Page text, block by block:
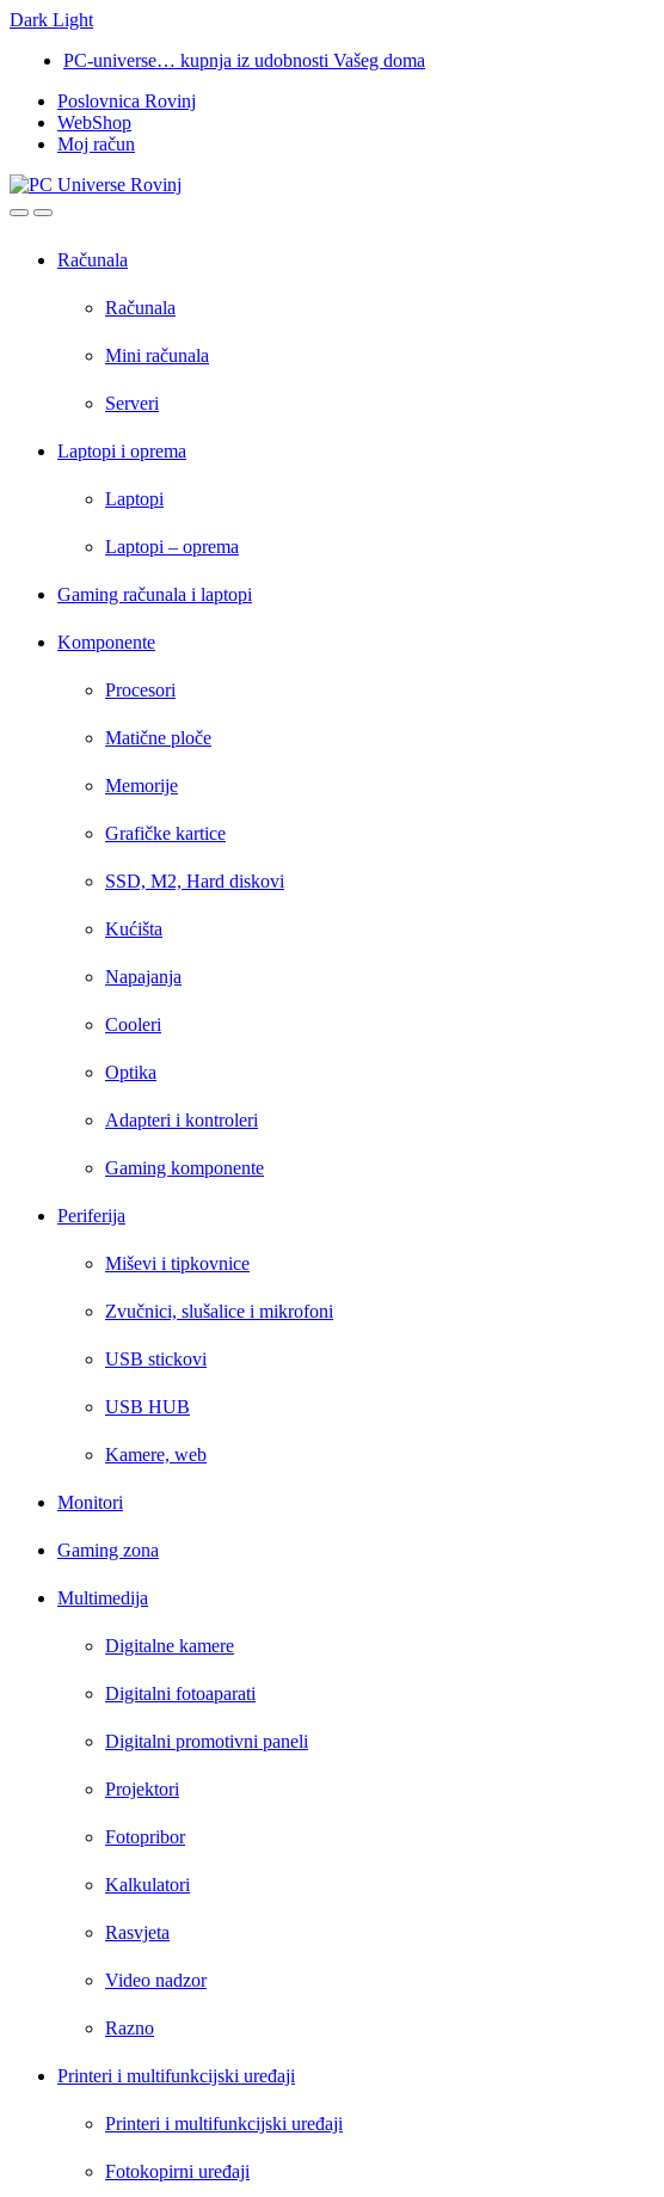
Dark Light
navigation
content
PC-universe… kupnja iz udobnosti Vašeg doma
Poslovnica Rovinj
WebShop
Moj račun
OpenClose
Računala
Računala
Mini računala
Serveri
Laptopi i oprema
Laptopi
Laptopi – oprema
Gaming računala i laptopi
Komponente
Procesori
Matične ploče
Memorije
Grafičke kartice
SSD, M2, Hard diskovi
Kućišta
Napajanja
Cooleri
Optika
Adapteri i kontroleri
Gaming komponente
Periferija
Miševi i tipkovnice
Zvučnici, slušalice i mikrofoni
USB stickovi
USB HUB
Kamere, web
Monitori
Gaming zona
Multimedija
Digitalne kamere
Digitalni fotoaparati
Digitalni promotivni paneli
Projektori
Fotopribor
Kalkulatori
Rasvjeta
Video nadzor
Razno
Printeri i multifunkcijski uređaji
Printeri i multifunkcijski uređaji
Fotokopirni uređaji